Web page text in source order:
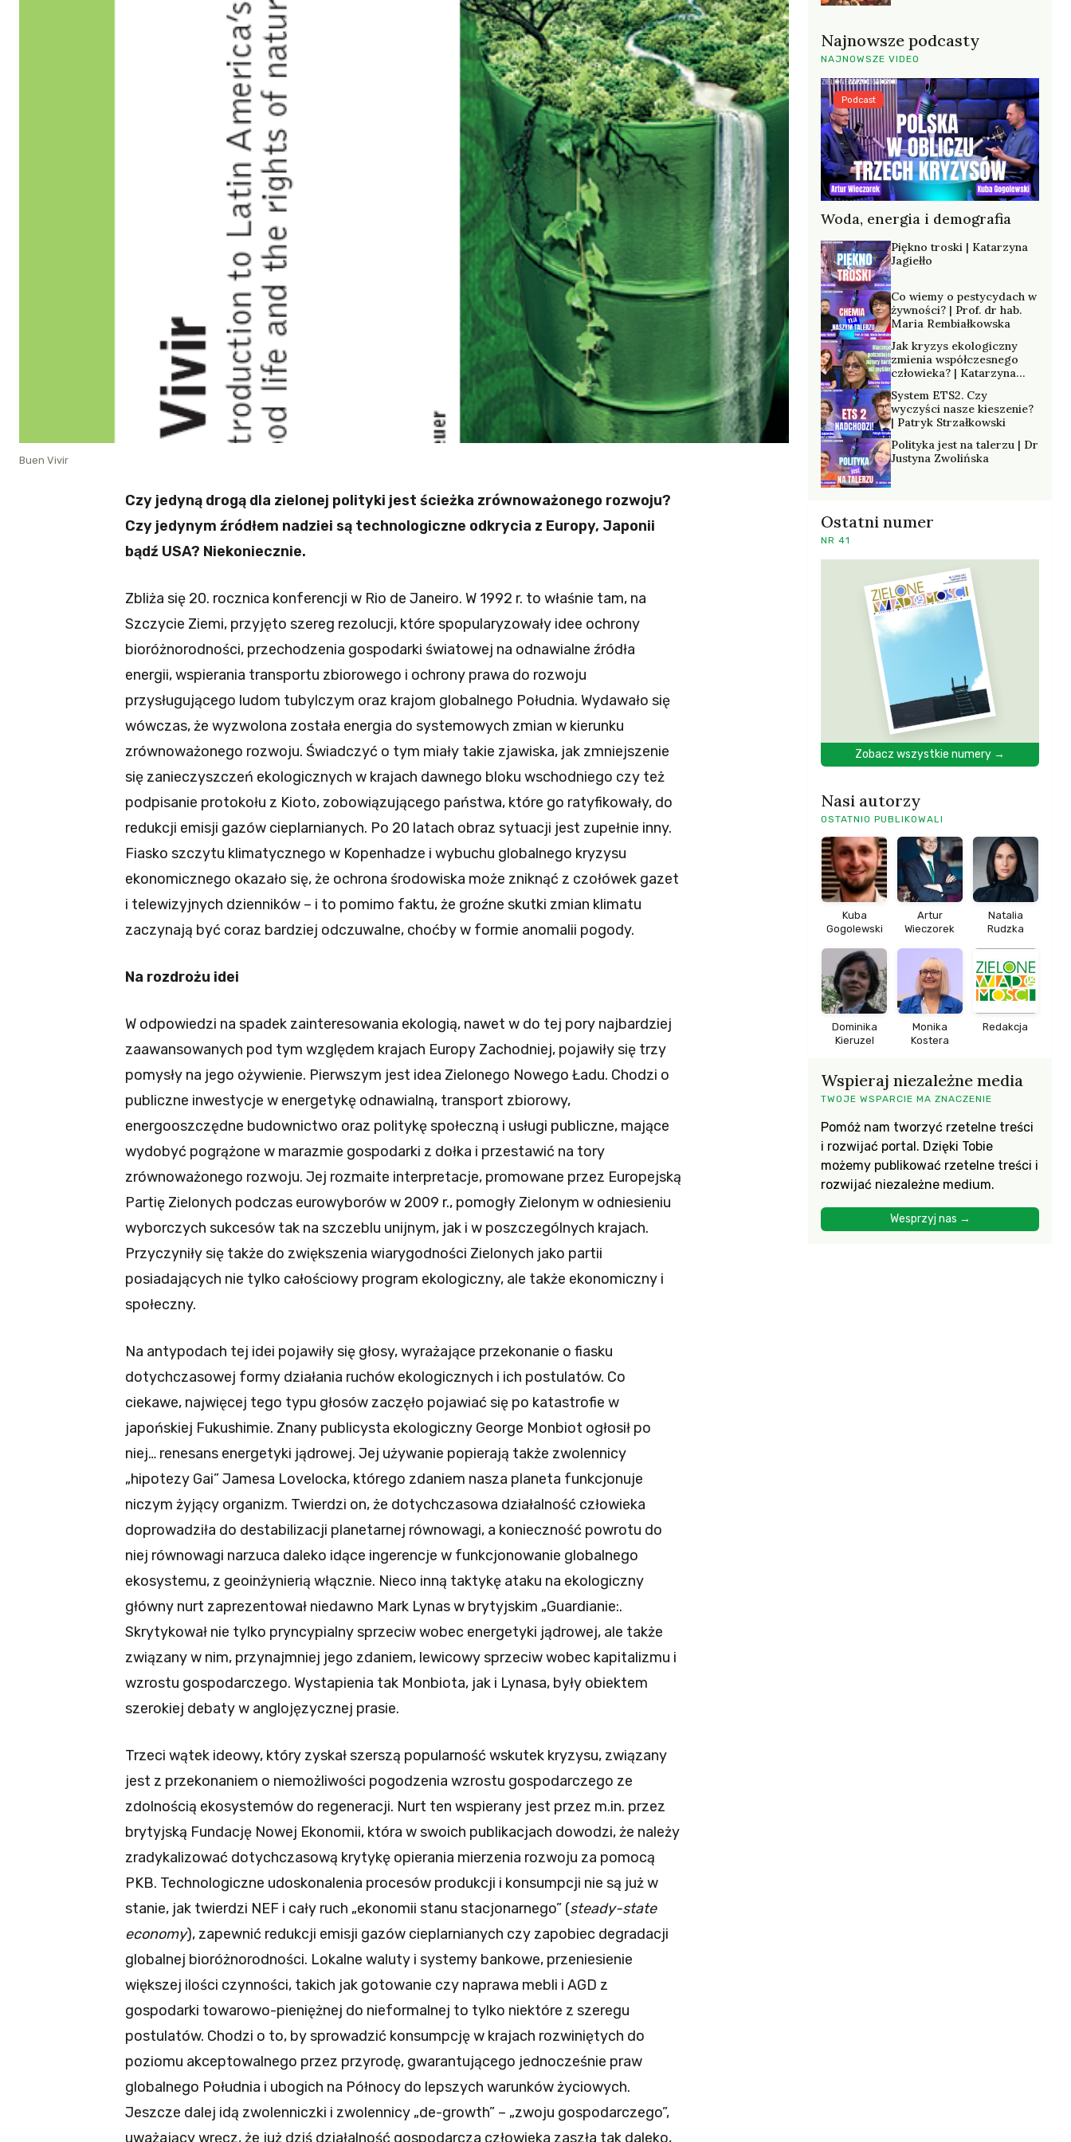
Buen Vivir
Czy jedyną drogą dla zielonej polityki jest ścieżka zrównoważonego rozwoju?
Czy jedynym źródłem nadziei są technologiczne odkrycia z Europy, Japonii
bądź USA? Niekoniecznie.
Zbliża się 20. rocznica konferencji w Rio de Janeiro. W 1992 r. to właśnie tam, na
Szczycie Ziemi, przyjęto szereg rezolucji, które spopularyzowały idee ochrony
bioróżnorodności, przechodzenia gospodarki światowej na odnawialne źródła
energii, wspierania transportu zbiorowego i ochrony prawa do rozwoju
przysługującego ludom tubylczym oraz krajom globalnego Południa. Wydawało się
wówczas, że wyzwolona została energia do systemowych zmian w kierunku
zrównoważonego rozwoju. Świadczyć o tym miały takie zjawiska, jak zmniejszenie
się zanieczyszczeń ekologicznych w krajach dawnego bloku wschodniego czy też
podpisanie protokołu z Kioto, zobowiązującego państwa, które go ratyfikowały, do
redukcji emisji gazów cieplarnianych. Po 20 latach obraz sytuacji jest zupełnie inny.
Fiasko szczytu klimatycznego w Kopenhadze i wybuchu globalnego kryzysu
ekonomicznego okazało się, że ochrona środowiska może zniknąć z czołówek gazet
i telewizyjnych dzienników – i to pomimo faktu, że groźne skutki zmian klimatu
zaczynają być coraz bardziej odczuwalne, choćby w formie anomalii pogody.
Na rozdrożu idei
W odpowiedzi na spadek zainteresowania ekologią, nawet w do tej pory najbardziej
zaawansowanych pod tym względem krajach Europy Zachodniej, pojawiły się trzy
pomysły na jego ożywienie. Pierwszym jest idea Zielonego Nowego Ładu. Chodzi o
publiczne inwestycje w energetykę odnawialną, transport zbiorowy,
energooszczędne budownictwo oraz politykę społeczną i usługi publiczne, mające
wydobyć pogrążone w marazmie gospodarki z dołka i przestawić na tory
zrównoważonego rozwoju. Jej rozmaite interpretacje, promowane przez Europejską
Partię Zielonych podczas eurowyborów w 2009 r., pomogły Zielonym w odniesieniu
wyborczych sukcesów tak na szczeblu unijnym, jak i w poszczególnych krajach.
Przyczyniły się także do zwiększenia wiarygodności Zielonych jako partii
posiadających nie tylko całościowy program ekologiczny, ale także ekonomiczny i
społeczny.
Na antypodach tej idei pojawiły się głosy, wyrażające przekonanie o fiasku
dotychczasowej formy działania ruchów ekologicznych i ich postulatów. Co
ciekawe, najwięcej tego typu głosów zaczęło pojawiać się po katastrofie w
japońskiej Fukushimie. Znany publicysta ekologiczny George Monbiot ogłosił po
niej… renesans energetyki jądrowej. Jej używanie popierają także zwolennicy
„hipotezy Gai” Jamesa Lovelocka, którego zdaniem nasza planeta funkcjonuje
niczym żyjący organizm. Twierdzi on, że dotychczasowa działalność człowieka
doprowadziła do destabilizacji planetarnej równowagi, a konieczność powrotu do
niej równowagi narzuca daleko idące ingerencje w funkcjonowanie globalnego
ekosystemu, z geoinżynierią włącznie. Nieco inną taktykę ataku na ekologiczny
główny nurt zaprezentował niedawno Mark Lynas w brytyjskim „Guardianie:.
Skrytykował nie tylko pryncypialny sprzeciw wobec energetyki jądrowej, ale także
związany w nim, przynajmniej jego zdaniem, lewicowy sprzeciw wobec kapitalizmu i
wzrostu gospodarczego. Wystapienia tak Monbiota, jak i Lynasa, były obiektem
szerokiej debaty w anglojęzycznej prasie.
Trzeci wątek ideowy, który zyskał szerszą popularność wskutek kryzysu, związany
jest z przekonaniem o niemożliwości pogodzenia wzrostu gospodarczego ze
zdolnością ekosystemów do regeneracji. Nurt ten wspierany jest przez m.in. przez
brytyjską Fundację Nowej Ekonomii, która w swoich publikacjach dowodzi, że należy
zradykalizować dotychczasową krytykę opierania mierzenia rozwoju za pomocą
PKB. Technologiczne udoskonalenia procesów produkcji i konsumpcji nie są już w
stanie, jak twierdzi NEF i cały ruch „ekonomii stanu stacjonarnego” (steady-state
economy), zapewnić redukcji emisji gazów cieplarnianych czy zapobiec degradacji
globalnej bioróżnorodności. Lokalne waluty i systemy bankowe, przeniesienie
większej ilości czynności, takich jak gotowanie czy naprawa mebli i AGD z
gospodarki towarowo-pieniężnej do nieformalnej to tylko niektóre z szeregu
postulatów. Chodzi o to, by sprowadzić konsumpcję w krajach rozwiniętych do
poziomu akceptowalnego przez przyrodę, gwarantującego jednocześnie praw
globalnego Południa i ubogich na Północy do lepszych warunków życiowych.
Jeszcze dalej idą zwolenniczki i zwolennicy „de-growth” – „zwoju gospodarczego”,
uważający wręcz, że już dziś działalność gospodarcza człowieka zaszła tak daleko,
Najnowsze podcasty
NAJNOWSZE VIDEO
Woda, energia i demografia
Podcast
Piękno troski | Katarzyna
Jagiełło
Co wiemy o pestycydach w
żywności? | Prof. dr hab.
Maria Rembiałkowska
Jak kryzys ekologiczny
zmienia współczesnego
człowieka? | Katarzyna
System ETS2. Czy
wyczyści nasze kieszenie?
| Patryk Strzałkowski
Polityka jest na talerzu | Dr
Justyna Zwolińska
Ostatni numer
NR 41
Zobacz wszystkie numery →
Nasi autorzy
OSTATNIO PUBLIKOWALI
Kuba
Gogolewski
Artur
Wieczorek
Natalia
Rudzka
Dominika
Kieruzel
Monika
Kostera
Redakcja
Wspieraj niezależne media
TWOJE WSPARCIE MA ZNACZENIE
Pomóż nam tworzyć rzetelne treści
i rozwijać portal. Dzięki Tobie
możemy publikować rzetelne treści i
rozwijać niezależne medium.
Wesprzyj nas →